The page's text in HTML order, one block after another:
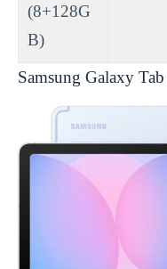
(8+128G
B)
Samsung Galaxy